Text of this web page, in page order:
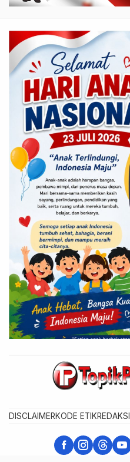
DISCLAIMERKODE ETIKREDAKSI